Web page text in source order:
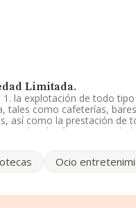
Limitada.
la explotación de todo
tales como cafeterías,
así como la prestación de
Clasifica su actividad
La compañía no tiene
en Avenida Jaime I núm.
Comunidad
Ocio